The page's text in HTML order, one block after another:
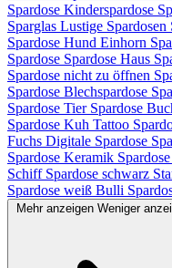
Spardose Kinderspardose
Sparglas Lustige Spardosen
Spardose Hund Einhorn
Spardose Spardose Haus
Spardose nicht zu öffnen
Spardose Blechspardose
Spardose Tier Spardose
Spardose Kuh Tattoo
Fuchs Digitale Spardose
Spardose Keramik
Schiff Spardose schwarz
Spardose weiß Bulli
Mehr anzeigen Weniger